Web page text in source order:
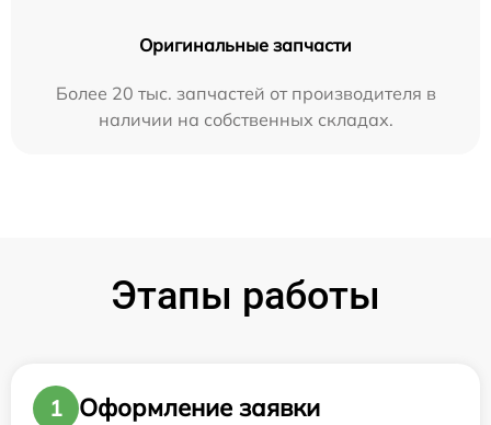
Оригинальные запчасти
Более 20 тыс. запчастей от производителя в
наличии на собственных складах.
Этапы работы
1
Оформление заявки